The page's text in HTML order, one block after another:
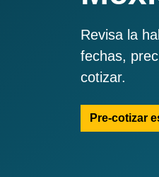
Revisa la
fechas,
cotizar.
Pre-cotizar